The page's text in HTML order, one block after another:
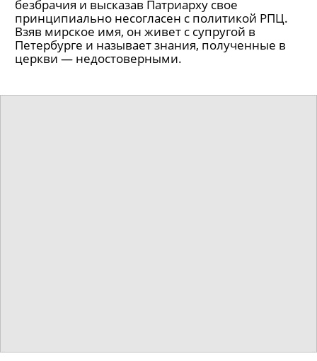
безбрачия и высказав Патриарху свое
принципиально несогласен с политикой РПЦ.
Взяв мирское имя, он живет с супругой в
Петербурге и называет знания, полученные в
церкви — недостоверными.